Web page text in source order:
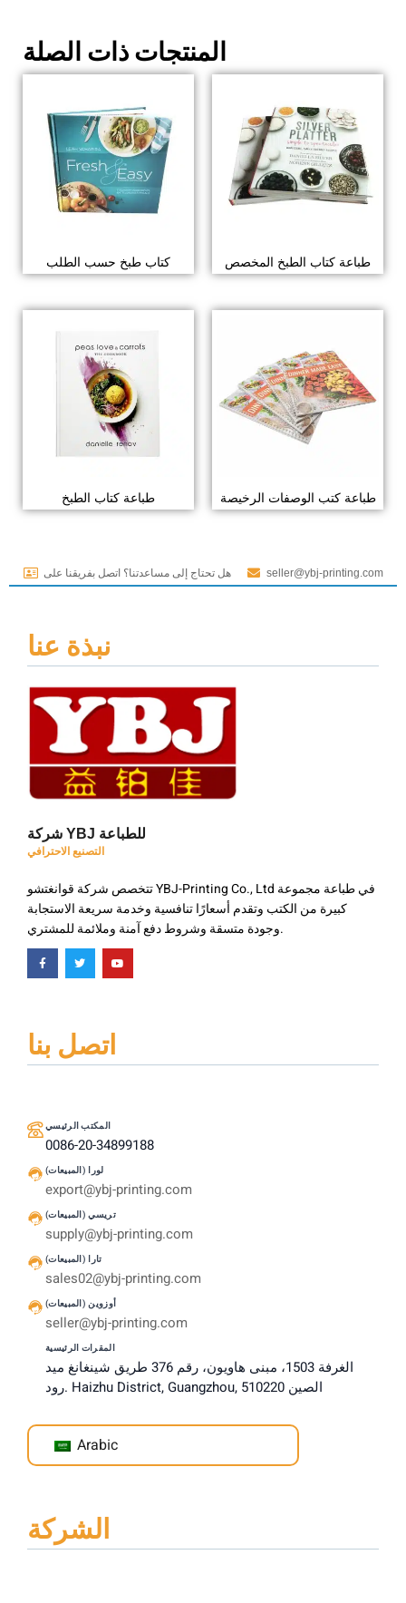
المنتجات ذات الصلة
كتاب طبخ حسب الطلب طباعة كتاب الطبخ المخصص
طباعة كتاب الطبخ طباعة كتب الوصفات الرخيصة
هل تحتاج إلى مساعدتنا؟ اتصل بفريقنا على seller@ybj-printing.com
نبذة عنا
شركة YBJ للطباعة
التصنيع الاحترافي
تتخصص شركة قوانغتشو YBJ-Printing Co., Ltd في طباعة مجموعة
كبيرة من الكتب وتقدم أسعارًا تنافسية وخدمة سريعة الاستجابة
وجودة متسقة وشروط دفع آمنة وملائمة للمشتري.
اتصل بنا
المكتب الرئيسي
0086-20-34899188
لورا (المبيعات)
export@ybj-printing.com
تريسي (المبيعات)
supply@ybj-printing.com
تارا (المبيعات)
sales02@ybj-printing.com
أوزوين (المبيعات)
seller@ybj-printing.com
المقرات الرئيسية
الغرفة 1503، مبنى هاويون، رقم 376 طريق شينغانغ ميد
رود. Haizhu District, Guangzhou, الصين 510220
Arabic
الشركة